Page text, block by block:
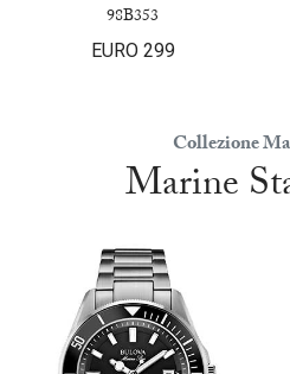
98B353
EURO 299
Collezione
Marine